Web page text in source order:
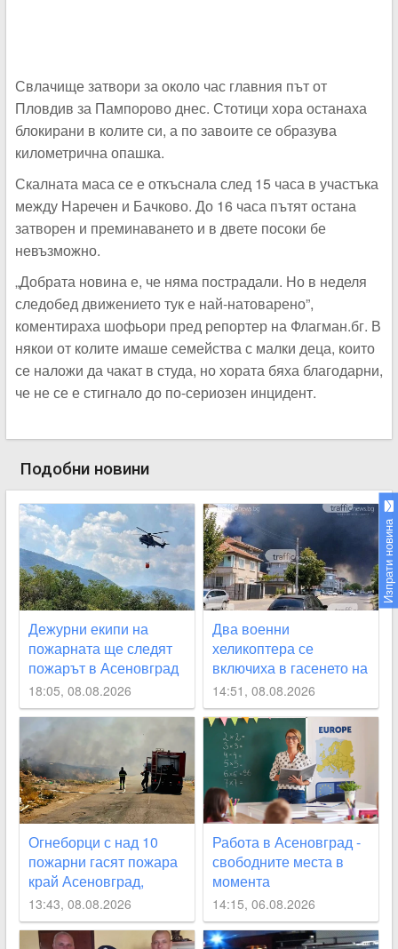
Свлачище затвори за около час главния път от
Пловдив за Пампорово днес. Стотици хора останаха
блокирани в колите си, а по завоите се образува
километрична опашка.
Скалната маса се е откъснала след 15 часа в участъка
между Наречен и Бачково. До 16 часа пътят остана
затворен и преминаването и в двете посоки бе
невъзможно.
„Добрата новина е, че няма пострадали. Но в неделя
следобед движението тук е най-натоварено”,
коментираха шофьори пред репортер на Флагман.бг. В
някои от колите имаше семейства с малки деца, които
се наложи да чакат в студа, но хората бяха благодарни,
че не се е стигнало до по-сериозен инцидент.
Подобни новини
Дежурни екипи на
пожарната ще следят
пожарът в Асеновград
да не пламне отново
18:05, 08.08.2026
Два военни
хеликоптера се
включиха в гасенето на
огъня над Асеновград,
засегнат е гробищния
парк СНИМКИ+ВИДЕО
14:51, 08.08.2026
Огнеборци с над 10
пожарни гасят пожара
край Асеновград,
затвориха
околовръстния път
СНИМКИ
13:43, 08.08.2026
Работа в Асеновград -
свободните места в
момента
14:15, 06.08.2026
Изпрати новина